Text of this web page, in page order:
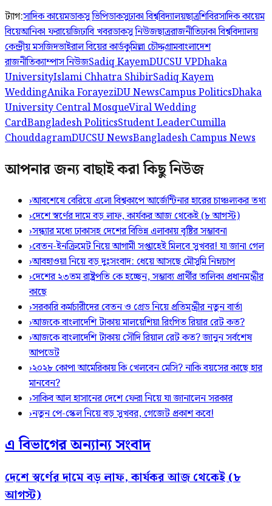
ট্যাগ:সাদিক কায়েমডাকসু ভিপিডাকসুঢাকা বিশ্ববিদ্যালয়ছাত্রশিবিরসাদিক কায়েম
বিয়েআনিকা ফরায়েজিঢাবি খবরডাকসু নিউজছাত্ররাজনীতিঢাকা বিশ্ববিদ্যালয়
কেন্দ্রীয় মসজিদভাইরাল বিয়ের কার্ডকুমিল্লা চৌদ্দগ্রামবাংলাদেশ
রাজনীতিক্যাম্পাস নিউজSadiq KayemDUCSU VPDhaka
UniversityIslami Chhatra ShibirSadiq Kayem
WeddingAnika ForayeziDU NewsCampus PoliticsDhaka
University Central MosqueViral Wedding
CardBangladesh PoliticsStudent LeaderCumilla
ChouddagramDUCSU NewsBangladesh Campus News
আপনার জন্য বাছাই করা কিছু নিউজ
›আবশেষে বেরিয়ে এলো বিশ্বকাপে আর্জেন্টিনার হারের চাঞ্চল্যকর তথ্য
›দেশে স্বর্ণের দামে বড় লাফ, কার্যকর আজ থেকেই (৮ আগস্ট)
›সন্ধ্যার মধ্যে ঢাকাসহ দেশের বিভিন্ন এলাকায় বৃষ্টির সম্ভাবনা
›বেতন-ইনক্রিমেট নিয়ে আগামী সপ্তাহেই মিলবে সুখবর! যা জানা গেল
›আবহাওয়া নিয়ে বড় দুঃসংবাদ: ধেয়ে আসছে মৌসুমি নিম্নচাপ
›দেশের ২৩তম রাষ্ট্রপতি কে হচ্ছেন, সম্ভাব্য প্রার্থীর তালিকা প্রধানমন্ত্রীর
কাছে
›সরকারি কর্মচারীদের বেতন ও গ্রেড নিয়ে প্রতিমন্ত্রীর নতুন বার্তা
›আজকে বাংলাদেশি টাকায় মালয়েশিয়া রিংগিত রিয়ার রেট কত?
›আজকে বাংলাদেশি টাকায় সৌদি রিয়াল রেট কত? জানুন সর্বশেষ
আপডেট
›২০২৮ কোপা আমেরিকায় কি খেলবেন মেসি? নাকি বয়সের কাছে হার
মানবেন?
›সাকিব আল হাসানের দেশে ফেরা নিয়ে যা জানালেন সরকার
›নতুন পে-স্কেল নিয়ে বড় সুখবর, গেজেট প্রকাশ কবে!
এ বিভাগের অন্যান্য সংবাদ
দেশে স্বর্ণের দামে বড় লাফ, কার্যকর আজ থেকেই (৮
আগস্ট)